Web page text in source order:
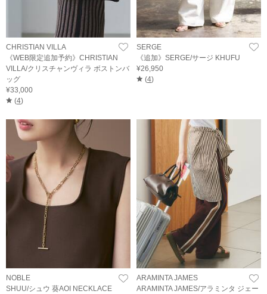
CHRISTIAN VILLA
《WEB限定追加予約》CHRISTIAN
VILLA/クリスチャンヴィラ ボストンバ
ッグ
¥33,000
(4)
SERGE
《追加》SERGE/サージ KHUFU
¥26,950
(4)
NOBLE
SHUU/シュウ 葵AOI NECKLACE
ARAMINTA JAMES
ARAMINTA JAMES/アラミンタ ジェー